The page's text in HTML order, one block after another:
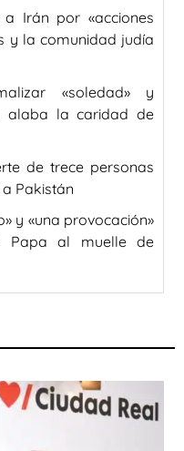
Irán por «acciones
y la comunidad judía
«soledad» y
alaba la caridad de
de trece personas
Pakistán
y «una provocación»
Papa al muelle de